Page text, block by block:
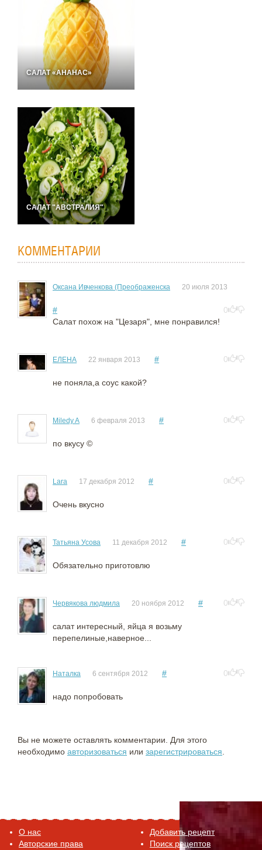
САЛАТ «АНАНАС»
САЛАТ "АВСТРАЛИЯ"
КОММЕНТАРИИ
Оксана Ивченкова (Преображенска 20 июля 2013
#
0
Салат похож на "Цезаря", мне понравился!
ЕЛЕНА 22 января 2013 # 0
не поняла,а соус какой?
Miledy A 6 февраля 2013 # 0
по вкусу ©
Lara 17 декабря 2012 # 0
Очень вкусно
Татьяна Усова 11 декабря 2012 # 0
Обязательно приготовлю
Червякова людмила 20 ноября 2012 # 0
салат интересный, яйца я возьму
перепелиные,наверное...
Наталка 6 сентября 2012 # 0
надо попробовать
Вы не можете оставлять комментарии. Для этого
необходимо авторизоваться или зарегистрироваться
O нас
Авторские права
Добавить рецепт
Поиск рецептов